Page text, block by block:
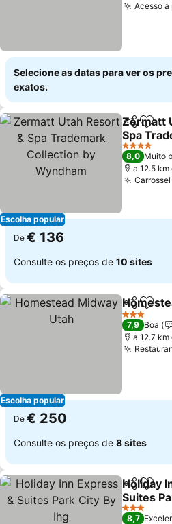
Acesso a
Selecione as datas para ver os
exatos.
Escolha popular
Partilhar
Zermatt
Spa
by
Ver preços
4 Estrelas
8,0 Muito
a 12.5 km
De € 136
Consulte os preços de 10 sites
Escolha popular
Partilhar
3 Estrelas
7,9 Boa
a 12.7 km
De € 250
Consulte os preços de 8 sites
Partilhar
Holiday
Suites
Ver preços
3 Estrelas
8,7